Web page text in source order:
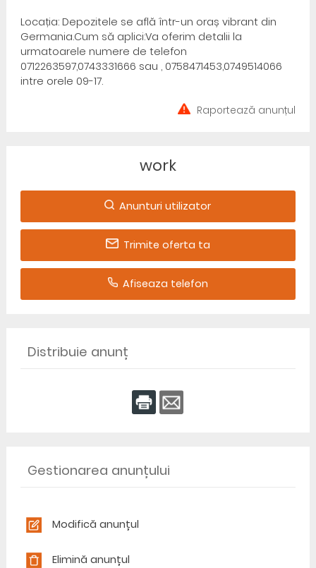
Locația: Depozitele se află într-un oraș vibrant din
Germania.Cum să aplici:Va oferim detalii la
urmatoarele numere de telefon
0712263597,0743331666 sau , 0758471453,0749514066
intre orele 09-17.
Raportează anunțul
work
Anunturi utilizator
Trimite oferta ta
Afiseaza telefon
Distribuie anunț
Gestionarea anunțului
Modifică anunțul
Elimină anunțul